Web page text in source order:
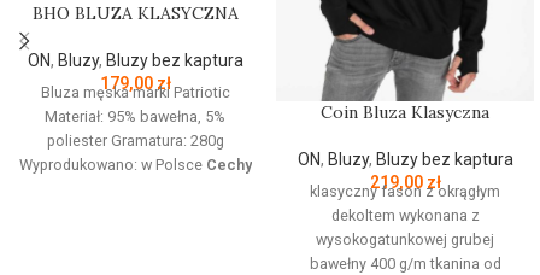
BHO BLUZA KLASYCZNA
ON, Bluzy, Bluzy bez kaptura
179,00 zł
Bluza męska marki Patriotic
Materiał: 95% bawełna, 5%
poliester Gramatura: 280g
Wyprodukowano: w Polsce Cechy
Coin Bluza Klasyczna
ON, Bluzy, Bluzy bez kaptura
219,00 zł
klasyczny fason z okrągłym
dekoltem wykonana z
wysokogatunkowej grubej
bawełny 400 g/m tkanina od